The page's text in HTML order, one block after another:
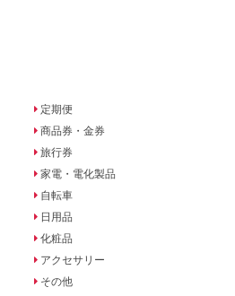
定期便
商品券・金券
旅行券
家電・電化製品
自転車
日用品
化粧品
アクセサリー
その他